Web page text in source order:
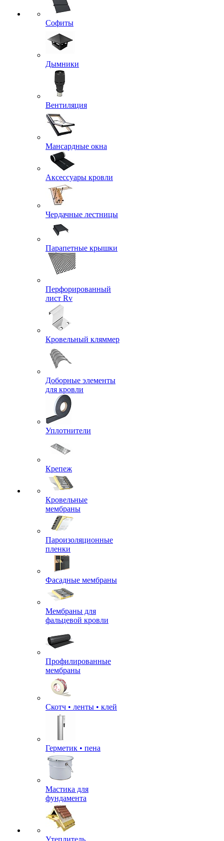
Софиты
Дымники
Вентиляция
Мансардные окна
Аксессуары кровли
Чердачные лестницы
Парапетные крышки
Перфорированный
лист Rv
Кровельный кляммер
Доборные элементы
для кровли
Уплотнители
Крепеж
Кровельные
мембраны
Пароизоляционные
пленки
Фасадные мембраны
Мембраны для
фальцевой кровли
Профилированные
мембраны
Скотч • ленты • клей
Герметик • пена
Мастика для
фундамента
Утеплитель